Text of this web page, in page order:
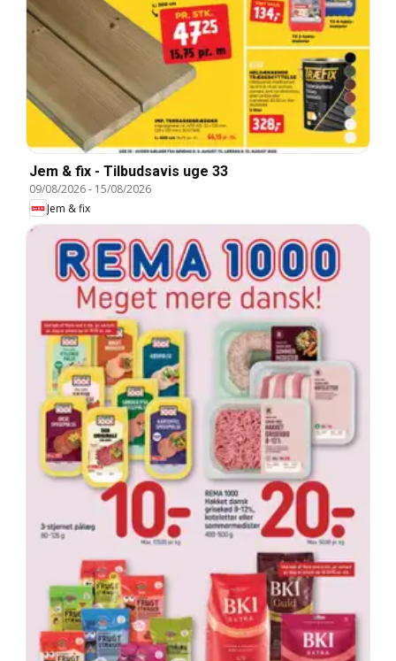
Jem & fix - Tilbudsavis uge 33
09/08/2026- 15/08/2026
Jem & fix